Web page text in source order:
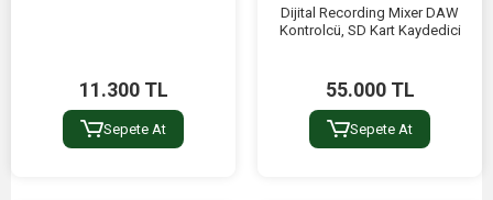
11.300 TL
Sepete At
Dijital Recording Mixer DAW
Kontrolcü, SD Kart Kaydedici
55.000 TL
Sepete At